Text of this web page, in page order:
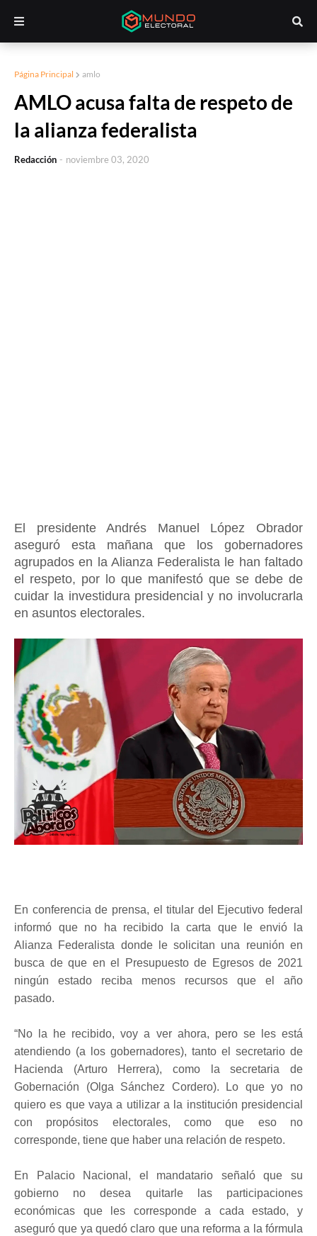
Página Principal amlo
AMLO acusa falta de respeto de
la alianza federalista
Redacción - noviembre 03, 2020
El presidente Andrés Manuel López Obrador
aseguró esta mañana que los gobernadores
agrupados en la Alianza Federalista le han faltado
el respeto, por lo que manifestó que se debe de
cuidar la investidura presidencial y no involucrarla
en asuntos electorales.
En conferencia de prensa, el titular del Ejecutivo federal
informó que no ha recibido la carta que le envió la
Alianza Federalista donde le solicitan una reunión en
busca de que en el Presupuesto de Egresos de 2021
ningún estado reciba menos recursos que el año
pasado.
“No la he recibido, voy a ver ahora, pero se les está
atendiendo (a los gobernadores), tanto el secretario de
Hacienda (Arturo Herrera), como la secretaria de
Gobernación (Olga Sánchez Cordero). Lo que yo no
quiero es que vaya a utilizar a la institución presidencial
con propósitos electorales, como que eso no
corresponde, tiene que haber una relación de respeto.
En Palacio Nacional, el mandatario señaló que su
gobierno no desea quitarle las participaciones
económicas que les corresponde a cada estado, y
aseguró que ya quedó claro que una reforma a la fórmula